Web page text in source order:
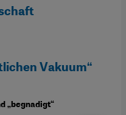
Vakuum“
„begnadigt“